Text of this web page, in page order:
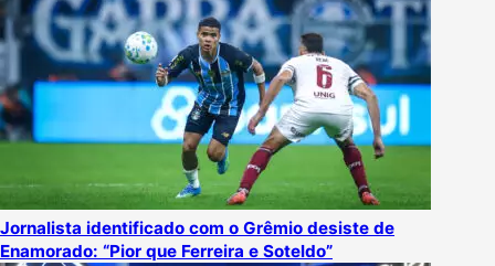
Jornalista identificado com o Grêmio desiste de
Enamorado: “Pior que Ferreira e Soteldo”